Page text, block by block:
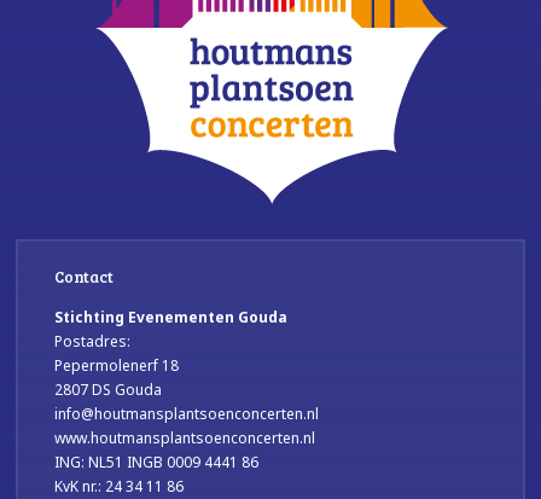
Contact
Stichting Evenementen Gouda
Postadres:
Pepermolenerf 18
2807 DS Gouda
info@houtmansplantsoenconcerten.nl
www.houtmansplantsoenconcerten.nl
ING: NL51 INGB 0009 4441 86
KvK nr.: 24 34 11 86